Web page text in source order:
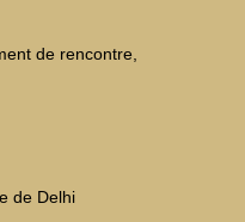
de rencontre,
de Delhi